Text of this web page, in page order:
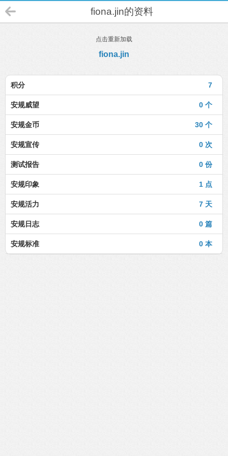
fiona.jin的资料
点击重新加载
fiona.jin
7
积分
0 个
安规威望
30 个
安规金币
0 次
安规宣传
0 份
测试报告
1 点
安规印象
7 天
安规活力
0 篇
安规日志
0 本
安规标准